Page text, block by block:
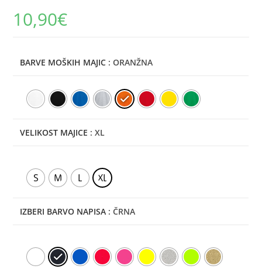
10,90€
BARVE MOŠKIH MAJIC : ORANŽNA
VELIKOST MAJICE : XL
S M L XL
IZBERI BARVO NAPISA : ČRNA